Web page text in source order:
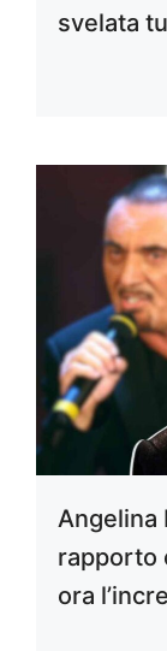
svelata
Angelina
rapporto
ora